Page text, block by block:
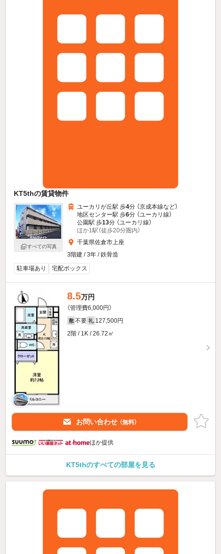
KT5thの賃貸物件
すべての写真
ユーカリが丘駅 歩4分 （京成本線など）
地区センター駅 歩6分 （ユーカリ線）
公園駅 歩13分 （ユーカリ線）
ほか1駅（徒歩20分圏内）
千葉県佐倉市上座
3階建 / 3年 / 鉄骨造
駐車場あり
宅配ボックス
8.5万円
（管理費6,000円）
敷 不要 礼 127,500円
2階 / 1K / 26.72㎡
お問い合わせ （無料）
ほか提供
KT5thのすべての部屋を見る